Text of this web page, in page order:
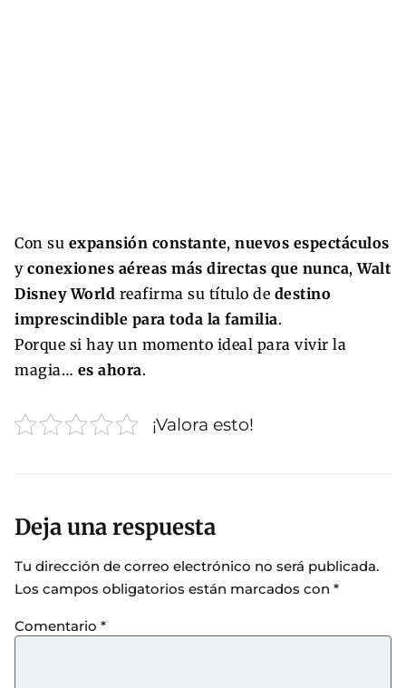
Con su expansión constante, nuevos espectáculos
y conexiones aéreas más directas que nunca,Walt
Disney World reafirma su título de destino
imprescindible para toda la familia.
Porque si hay un momento ideal para vivir la
magia… es ahora.
¡Valora esto!
Deja una respuesta
Tu dirección de correo electrónico no será publicada.
Los campos obligatorios están marcados con *
Comentario *